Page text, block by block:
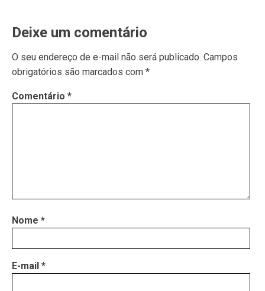
Deixe um comentário
O seu endereço de e-mail não será publicado. Campos
obrigatórios são marcados com *
Comentário *
Nome *
E-mail *